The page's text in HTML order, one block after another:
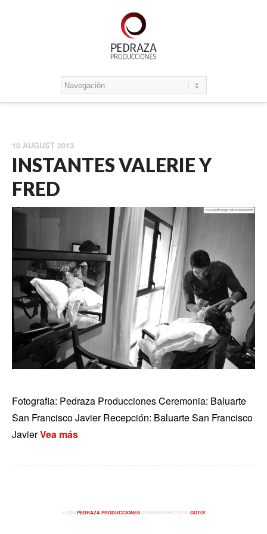
10 AUGUST 2013
INSTANTES VALERIE Y
FRED
Fotografia: Pedraza Producciones Ceremonia: Baluarte
San Francisco Javier Recepción: Baluarte San Francisco
JavierVea más
© 2026PEDRAZA PRODUCCIONESSUMINISTRADO POR GOTO!